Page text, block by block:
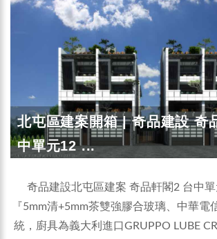
北屯區建案開箱 | 奇品建設 奇
中單元12 ...
奇品建設北屯區建案 奇品軒閣2 台中
『5mm清+5mm茶雙強膠合玻璃、中華電
統，廚具為義大利進口GRUPPO LUBE